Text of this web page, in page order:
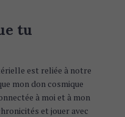
tu
est reliée à notre
mon don cosmique
à moi et à mon
et jouer avec